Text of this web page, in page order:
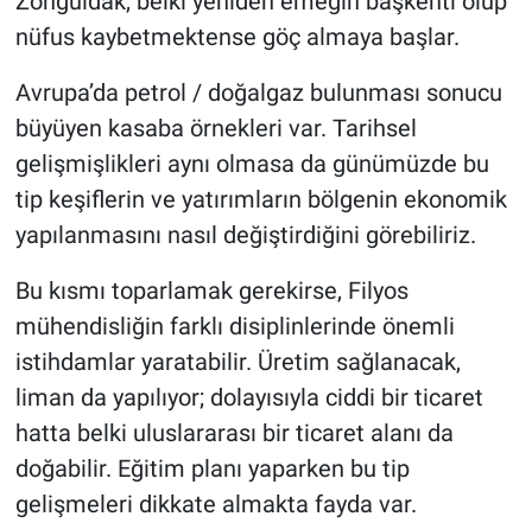
nüfus kaybetmektense göç almaya başlar.
Avrupa’da petrol / doğalgaz bulunması sonucu
büyüyen kasaba örnekleri var. Tarihsel
gelişmişlikleri aynı olmasa da günümüzde bu
tip keşiflerin ve yatırımların bölgenin ekonomik
yapılanmasını nasıl değiştirdiğini görebiliriz.
Bu kısmı toparlamak gerekirse, Filyos
mühendisliğin farklı disiplinlerinde önemli
istihdamlar yaratabilir. Üretim sağlanacak,
liman da yapılıyor; dolayısıyla ciddi bir ticaret
hatta belki uluslararası bir ticaret alanı da
doğabilir. Eğitim planı yaparken bu tip
gelişmeleri dikkate almakta fayda var.